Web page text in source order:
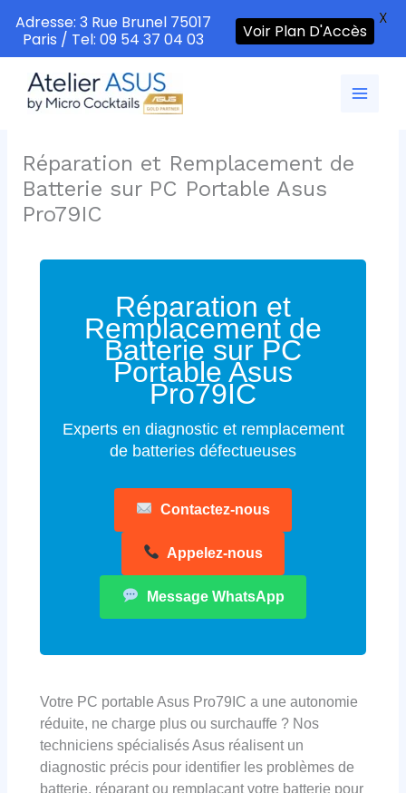
contenu
Réparation et Remplacement de
Batterie sur PC Portable Asus
Pro79IC
Réparation et
Remplacement de
Batterie sur PC
Portable Asus
Pro79IC
Experts en diagnostic et remplacement
de batteries défectueuses
Contactez-nous
Appelez-nous
Message WhatsApp
Votre PC portable Asus Pro79IC a une autonomie
réduite, ne charge plus ou surchauffe ? Nos
techniciens spécialisés Asus réalisent un
diagnostic précis pour identifier les problèmes de
batterie, réparant ou remplaçant votre batterie pour
Adresse: 3 Rue Brunel 75017
Paris / Tel: 09 54 37 04 03
Voir Plan D'Accès
X